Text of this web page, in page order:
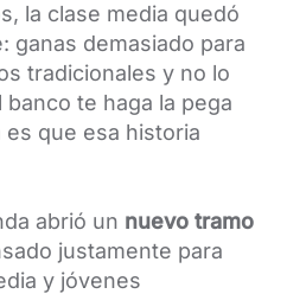
la clase media quedó
ganas demasiado para
tradicionales y no lo
te haga la pega
que esa historia
abrió un nuevo tramo
justamente para
y jóvenes